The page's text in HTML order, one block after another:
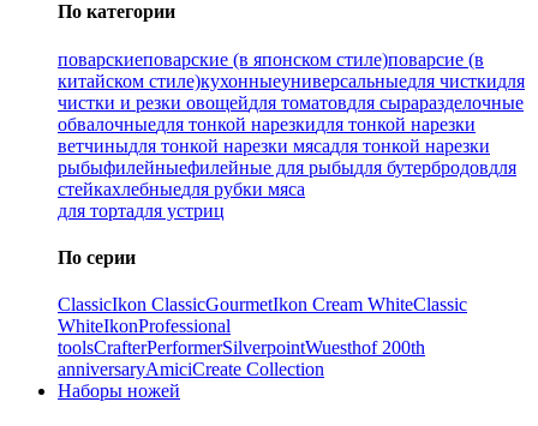
По категории
поварскиеповарские (в японском стиле)поварсие (в
китайском стиле)кухонныеуниверсальныедля чисткидля
чистки и резки овощейдля томатовдля сыраразделочные
обвалочныедля тонкой нарезкидля тонкой нарезки
ветчиныдля тонкой нарезки мясадля тонкой нарезки
рыбыфилейныефилейные для рыбыдля бутербродовдля
стейкахлебныедля рубки мяса
для тортадля устриц
По серии
ClassicIkon ClassiсGourmetIkon Cream WhiteClassic
WhiteIkonProfessional
toolsCrafterPerformerSilverpointWuesthof 200th
anniversaryAmiciCreate Collection
Наборы ножей